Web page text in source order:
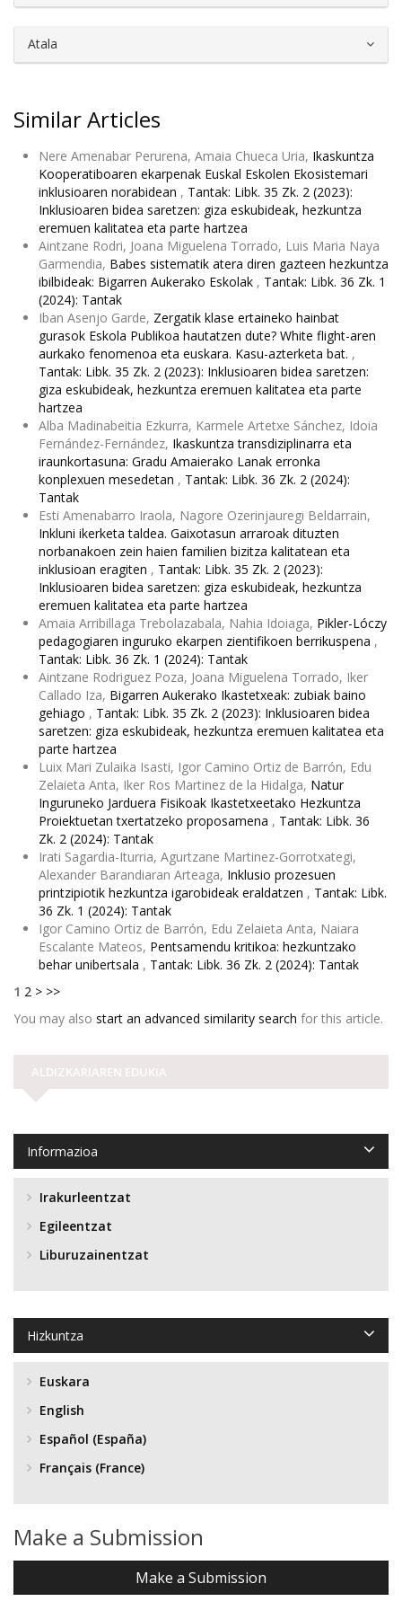
Atala
Similar Articles
Nere Amenabar Perurena, Amaia Chueca Uria, Ikaskuntza
Kooperatiboaren ekarpenak Euskal Eskolen Ekosistemari
inklusioaren norabidean , Tantak: Libk. 35 Zk. 2 (2023):
Inklusioaren bidea saretzen: giza eskubideak, hezkuntza
eremuen kalitatea eta parte hartzea
Aintzane Rodri, Joana Miguelena Torrado, Luis Maria Naya
Garmendia, Babes sistematik atera diren gazteen hezkuntza
ibilbideak: Bigarren Aukerako Eskolak , Tantak: Libk. 36 Zk. 1
(2024): Tantak
Iban Asenjo Garde, Zergatik klase ertaineko hainbat
gurasok Eskola Publikoa hautatzen dute? White flight-aren
aurkako fenomenoa eta euskara. Kasu-azterketa bat. ,
Tantak: Libk. 35 Zk. 2 (2023): Inklusioaren bidea saretzen:
giza eskubideak, hezkuntza eremuen kalitatea eta parte
hartzea
Alba Madinabeitia Ezkurra, Karmele Artetxe Sánchez, Idoia
Fernández-Fernández, Ikaskuntza transdiziplinarra eta
iraunkortasuna: Gradu Amaierako Lanak erronka
konplexuen mesedetan , Tantak: Libk. 36 Zk. 2 (2024):
Tantak
Esti Amenabarro Iraola, Nagore Ozerinjauregi Beldarrain,
Inkluni ikerketa taldea. Gaixotasun arraroak dituzten
norbanakoen zein haien familien bizitza kalitatean eta
inklusioan eragiten , Tantak: Libk. 35 Zk. 2 (2023):
Inklusioaren bidea saretzen: giza eskubideak, hezkuntza
eremuen kalitatea eta parte hartzea
Amaia Arribillaga Trebolazabala, Nahia Idoiaga, Pikler-Lóczy
pedagogiaren inguruko ekarpen zientifikoen berrikuspena ,
Tantak: Libk. 36 Zk. 1 (2024): Tantak
Aintzane Rodriguez Poza, Joana Miguelena Torrado, Iker
Callado Iza, Bigarren Aukerako Ikastetxeak: zubiak baino
gehiago , Tantak: Libk. 35 Zk. 2 (2023): Inklusioaren bidea
saretzen: giza eskubideak, hezkuntza eremuen kalitatea eta
parte hartzea
Luix Mari Zulaika Isasti, Igor Camino Ortiz de Barrón, Edu
Zelaieta Anta, Iker Ros Martinez de la Hidalga, Natur
Inguruneko Jarduera Fisikoak Ikastetxeetako Hezkuntza
Proiektuetan txertatzeko proposamena , Tantak: Libk. 36
Zk. 2 (2024): Tantak
Irati Sagardia-Iturria, Agurtzane Martinez-Gorrotxategi,
Alexander Barandiaran Arteaga, Inklusio prozesuen
printzipiotik hezkuntza igarobideak eraldatzen , Tantak: Libk.
36 Zk. 1 (2024): Tantak
Igor Camino Ortiz de Barrón, Edu Zelaieta Anta, Naiara
Escalante Mateos, Pentsamendu kritikoa: hezkuntzako
behar unibertsala , Tantak: Libk. 36 Zk. 2 (2024): Tantak
1 2 > >>
You may also start an advanced similarity search for this article.
ALDIZKARIAREN EDUKIA
Informazioa
Irakurleentzat
Egileentzat
Liburuzainentzat
Hizkuntza
Euskara
English
Español (España)
Français (France)
Make a Submission
Make a Submission